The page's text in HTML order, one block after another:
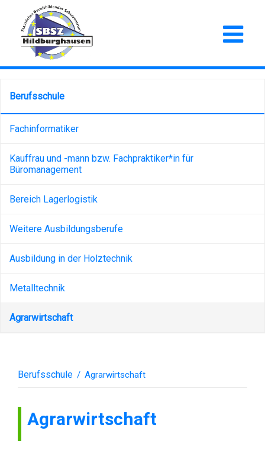
Berufsschule
Fachinformatiker
Kauffrau und -mann bzw. Fachpraktiker*in für
Büromanagement
Bereich Lagerlogistik
Weitere Ausbildungsberufe
Ausbildung in der Holztechnik
Metalltechnik
Agrarwirtschaft
Berufsschule / Agrarwirtschaft
Agrarwirtschaft